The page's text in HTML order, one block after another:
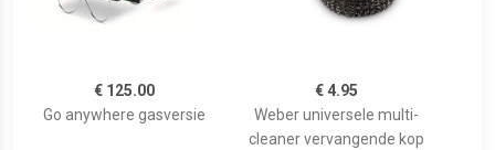
€ 125.00
Go anywhere gasversie
€ 4.95
Weber universele multi-
cleaner vervangende kop